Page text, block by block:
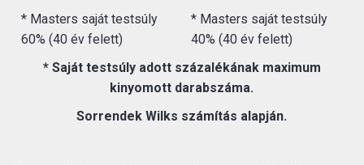
* Masters saját testsúly
60% (40 év felett)
* Masters saját testsúly
40% (40 év felett)
* Saját testsúly adott százalékának maximum
kinyomott darabszáma.
Sorrendek Wilks számítás alapján.